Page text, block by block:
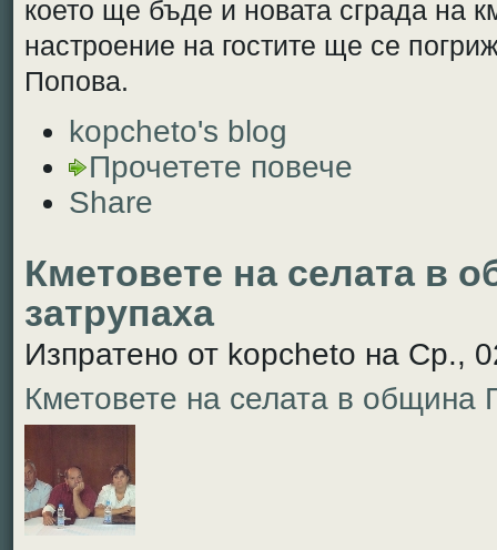
което ще бъде и новата сграда на
настроение на гостите ще се
Попова.
kopcheto's blog
Прочетете повече
Share
Кметовете на селата в
затрупаха
Изпратено от kopcheto на Ср.,
Кметовете на селата в община